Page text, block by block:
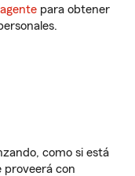
para obtener
como si está
proveerá con